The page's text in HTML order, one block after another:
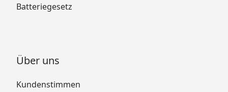
Batteriegesetz
Über uns
Kundenstimmen